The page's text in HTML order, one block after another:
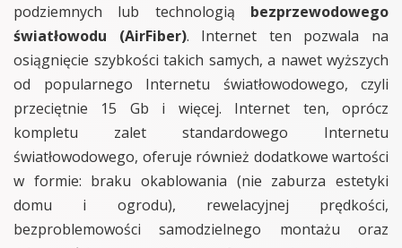
podziemnych lub technologią bezprzewodowego
światłowodu (AirFiber). Internet ten pozwala na
osiągnięcie szybkości takich samych, a nawet wyższych
od popularnego Internetu światłowodowego, czyli
przeciętnie 15 Gb i więcej. Internet ten, oprócz
kompletu zalet standardowego Internetu
światłowodowego, oferuje również dodatkowe wartości
w formie: braku okablowania (nie zaburza estetyki
domu i ogrodu), rewelacyjnej prędkości,
bezproblemowości samodzielnego montażu oraz